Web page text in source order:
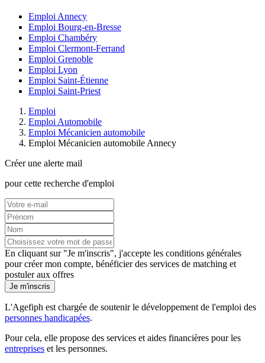
Emploi Annecy
Emploi Bourg-en-Bresse
Emploi Chambéry
Emploi Clermont-Ferrand
Emploi Grenoble
Emploi Lyon
Emploi Saint-Étienne
Emploi Saint-Priest
Emploi
Emploi Automobile
Emploi Mécanicien automobile
Emploi Mécanicien automobile Annecy
Créer une alerte mail
pour cette recherche d'emploi
En cliquant sur "Je m'inscris", j'accepte les conditions générales
pour créer mon compte, bénéficier des services de matching et
postuler aux offres
Je m'inscris
L'Agefiph est chargée de soutenir le développement de l'emploi des
personnes handicapées.
Pour cela, elle propose des services et aides financières pour les
entreprises et les personnes.